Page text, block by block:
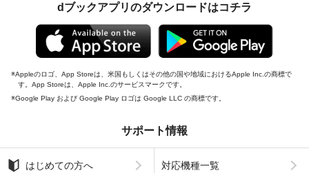
dブックアプリのダウンロードはコチラ
Appleのロゴ、App Storeは、米国もしくはその他の国や地域におけるApple Inc.の商標で
す。App Storeは、Apple Inc.のサービスマークです。
Google Play および Google Play ロゴは Google LLC の商標です。
サポート情報
はじめての方へ 対応機種一覧